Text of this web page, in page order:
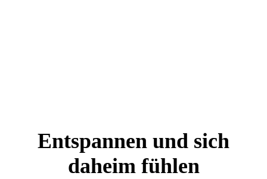
Entspannen und sich
daheim fühlen